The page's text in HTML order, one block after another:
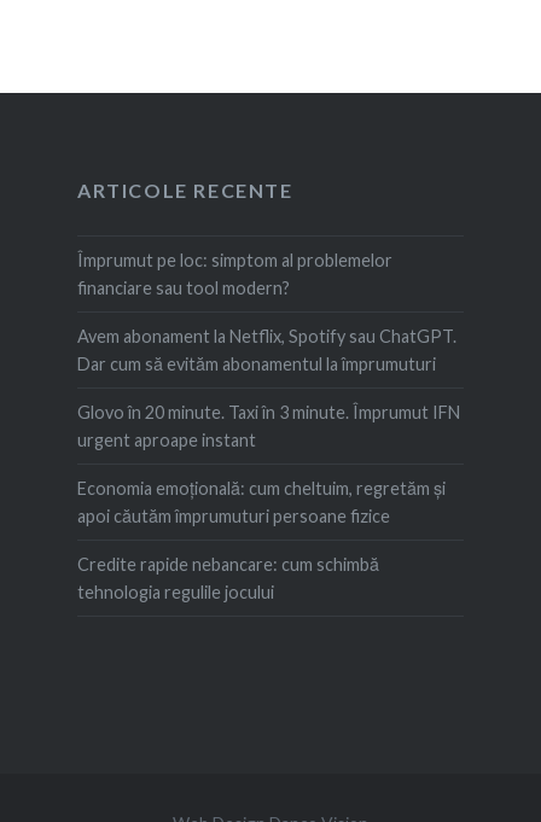
ARTICOLE RECENTE
Împrumut pe loc: simptom al problemelor
financiare sau tool modern?
Avem abonament la Netflix, Spotify sau ChatGPT.
Dar cum să evităm abonamentul la împrumuturi
Glovo în 20 minute. Taxi în 3 minute. Împrumut IFN
urgent aproape instant
Economia emoțională: cum cheltuim, regretăm şi
apoi căutăm împrumuturi persoane fizice
Credite rapide nebancare: cum schimbă
tehnologia regulile jocului